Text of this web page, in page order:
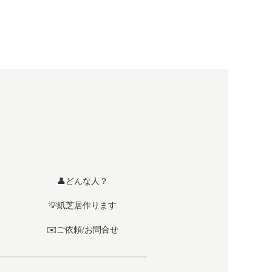
👤どんな人？
💡紙芝居作ります
✉️ご依頼/お問合せ